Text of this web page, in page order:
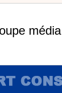
média